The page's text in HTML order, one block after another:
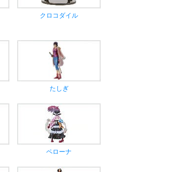
クロコダイル
たしぎ
ペローナ